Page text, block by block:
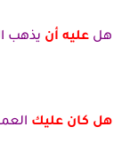
هل عليه أن يذهب
هل كان عليك